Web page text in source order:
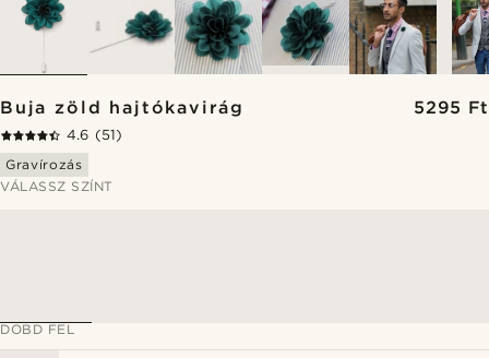
Buja zöld hajtókavirág 5295 Ft
4.6 (51)
Gravírozás
VÁLASSZ SZÍNT
DOBD FEL